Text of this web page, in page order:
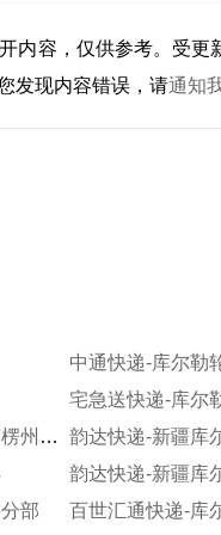
内容，仅供参考。受更
发现内容错误，请通知
中通快递-库尔勒
宅急送快递-库尔
韵达快递-新疆库尔勒市巴音郭楞州焉耆县
韵达快递-新疆库
韵达快递-新疆库
部 百世汇通快递-库